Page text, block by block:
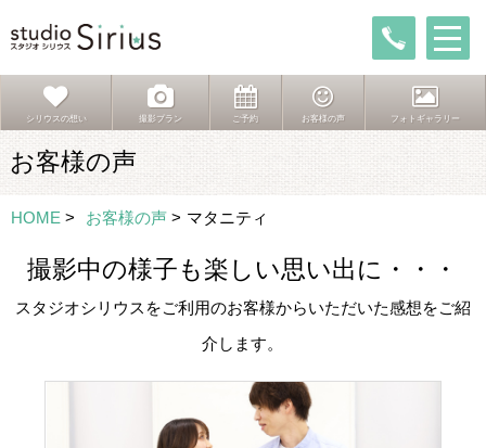
シリウスの想い 撮影プラン ご予約 お客様の声 フォトギャラリー
お客様の声
HOME > お客様の声 > マタニティ
撮影中の様子も楽しい思い出に・・・
スタジオシリウスをご利用のお客様からいただいた感想をご紹
介します。